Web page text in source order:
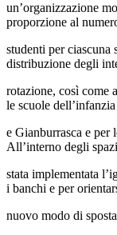
un’organizzazione
proporzione al
studenti per
distribuzione degli
rotazione, così come
le scuole
e Gianburrasca e
All’interno degli
stata implementata
i banchi e per
nuovo modo di